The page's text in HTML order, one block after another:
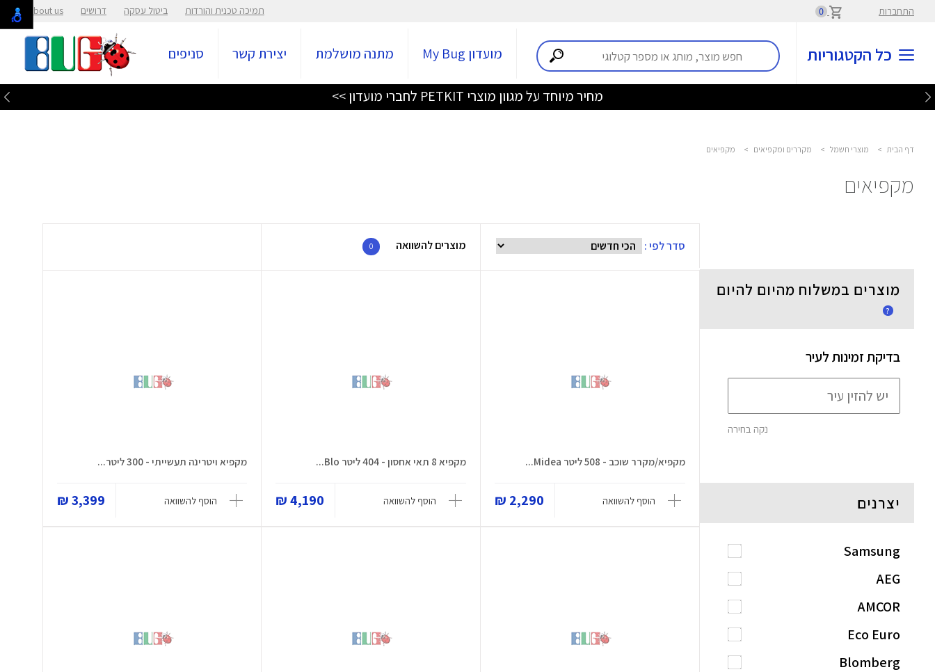
התחברות 0 תמיכה טכנית והורדות ביטול עסקה דרושים About us
כל הקטגוריות מועדון My Bug מתנה מושלמת יצירת קשר סניפים
מחיר מיוחד על מגוון מוצרי PETKIT לחברי מועדון >>
דף הבית > מוצרי חשמל > מקררים ומקפיאים > מקפיאים
מקפיאים
סדר לפי : מוצרים להשוואה 0
מקפיא/מקרר שוכב - 508 ליטר Midea...
הוסף להשוואה 2,290 ₪
מקפיא 8 תאי אחסון - 404 ליטר Blo...
הוסף להשוואה 4,190 ₪
מקפיא ויטרינה תעשייתי - 300 ליטר...
הוסף להשוואה 3,399 ₪
מוצרים במשלוח מהיום להיום
?
בדיקת זמינות לעיר
נקה בחירה
יצרנים
Samsung
AEG
AMCOR
Eco Euro
Blomberg